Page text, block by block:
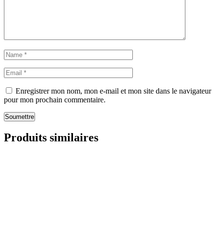
Enregistrer mon nom, mon e-mail et mon site dans le navigateur
pour mon prochain commentaire.
Soumettre
Produits similaires